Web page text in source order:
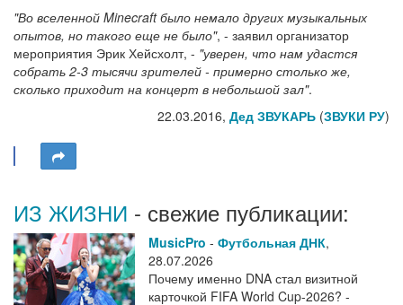
"Во вселенной Minecraft было немало других музыкальных
опытов, но такого еще не было", - заявил организатор
мероприятия Эрик Хейсхолт, - "уверен, что нам удастся
собрать 2-3 тысячи зрителей - примерно столько же,
сколько приходит на концерт в небольшой зал".
22.03.2016, Дед ЗВУКАРЬ (ЗВУКИ РУ)
ИЗ ЖИЗНИ - свежие публикации:
MusicPro - Футбольная ДНК,
28.07.2026
Почему именно DNA стал визитной
карточкой FIFA World Cup-2026? -